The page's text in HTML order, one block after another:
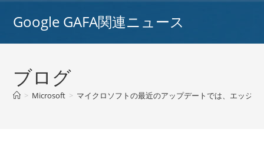
Google GAFA関連ニュース
ブログ
> Microsoft > マイクロソフトの最近のアップデートでは、エッジ